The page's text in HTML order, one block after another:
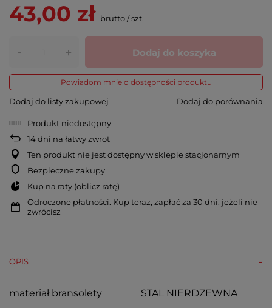
43,00 zł brutto/szt.
- + Dodaj do koszyka
Powiadom mnie o dostępności produktu
Dodaj do listy zakupowej Dodaj do porównania
Produkt niedostępny
14dni na łatwy zwrot
Ten produkt nie jest dostępny w sklepie stacjonarnym
Bezpieczne zakupy
Kup na raty (oblicz ratę)
Odroczone płatności. Kup teraz, zapłać za 30 dni, jeżeli nie
zwrócisz
OPIS
materiał bransolety
STAL NIERDZEWNA